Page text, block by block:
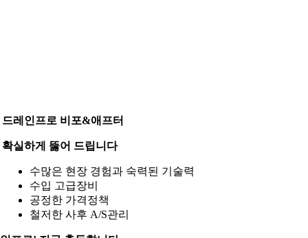
드레인프로 비포&애프터
확실하게 뚫어 드립니다
수많은 현장 경험과 숙력된 기술력
수입 고급장비
공정한 가격정책
철저한 사후 A/S관리